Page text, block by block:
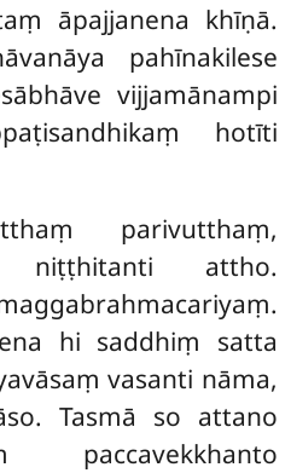
āpajjanena khīṇā.
pahīnakilese
vijjamānampi
hotīti
parivutthaṃ,
niṭṭhitanti attho.
hi saddhiṃ satta
vasanti nāma,
Tasmā so attano
paccavekkhanto